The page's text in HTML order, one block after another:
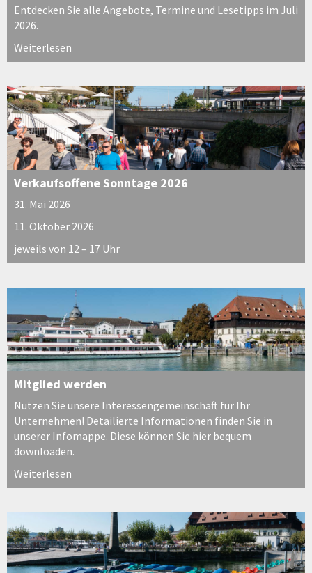
Entdecken Sie alle Angebote, Termine und Lesetipps im Juli
2026.
Weiterlesen
Verkaufsoffene Sonntage 2026
31. Mai 2026
11. Oktober 2026
jeweils von 12 – 17 Uhr
Mitglied werden
Nutzen Sie unsere Interessengemeinschaft für Ihr
Unternehmen! Detailierte Informationen finden Sie in
unserer Infomappe. Diese können Sie hier bequem
downloaden.
Weiterlesen